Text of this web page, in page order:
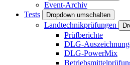
Event-Archiv
Tests
Dropdown umschalten
Landtechnikprüfungen
Prüfberichte
DLG-
DLG-PowerMix